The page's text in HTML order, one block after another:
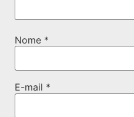
Nome *
E-mail *